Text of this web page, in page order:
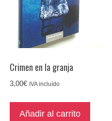
Crimen en la granja
3,00€ IVA incluído
Añadir al carrito